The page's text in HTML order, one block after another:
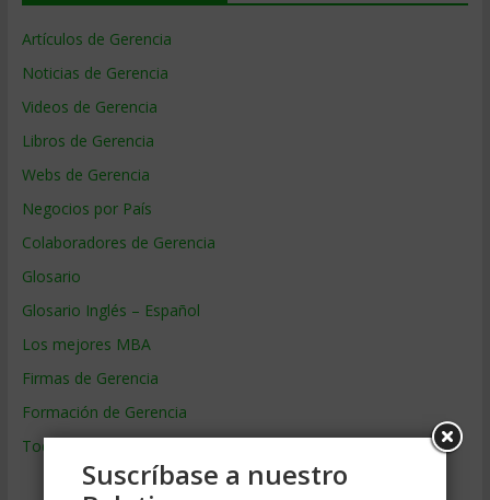
Artículos de Gerencia
Noticias de Gerencia
Videos de Gerencia
Libros de Gerencia
Webs de Gerencia
Negocios por País
Colaboradores de Gerencia
Glosario
Glosario Inglés – Español
Los mejores MBA
Firmas de Gerencia
Formación de Gerencia
Todos los Temas
Suscríbase a nuestro